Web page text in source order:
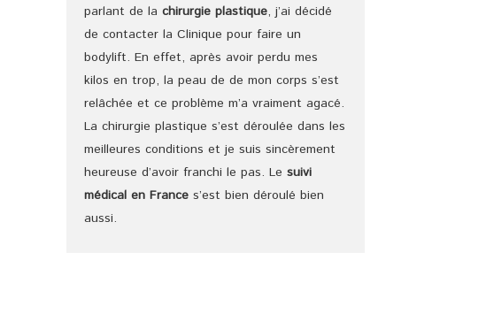
parlant de lachirurgie plastique, j’ai décidé
de contacter la Clinique pour faire un
bodylift. En effet, après avoir perdu mes
kilos en trop, la peau de de mon corps s’est
relâchée et ce problème m’a vraiment agacé.
La chirurgie plastique s’est déroulée dans les
meilleures conditions et je suis sincèrement
heureuse d’avoir franchi le pas. Lesuivi
médical en France s’est bien déroulé bien
aussi.